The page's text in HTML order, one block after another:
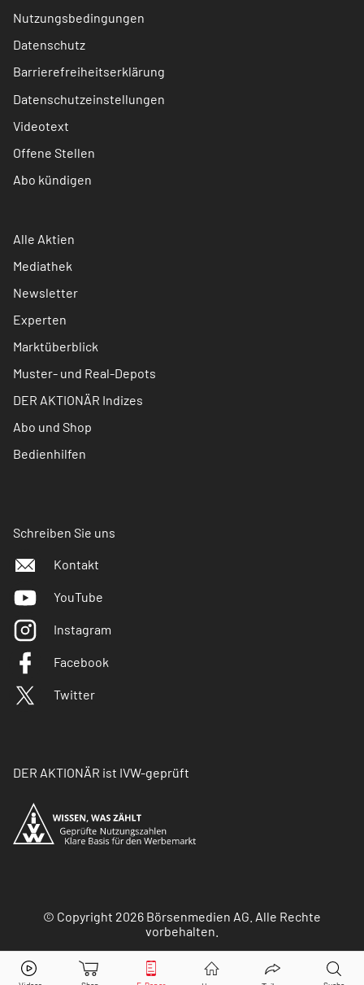
Nutzungsbedingungen
Datenschutz
Barrierefreiheitserklärung
Datenschutzeinstellungen
Videotext
Offene Stellen
Abo kündigen
Alle Aktien
Mediathek
Newsletter
Experten
Marktüberblick
Muster- und Real-Depots
DER AKTIONÄR Indizes
Abo und Shop
Bedienhilfen
Schreiben Sie uns
Kontakt
YouTube
Instagram
Facebook
Twitter
DER AKTIONÄR ist IVW-geprüft
© Copyright 2026 Börsenmedien AG. Alle Rechte
vorbehalten.